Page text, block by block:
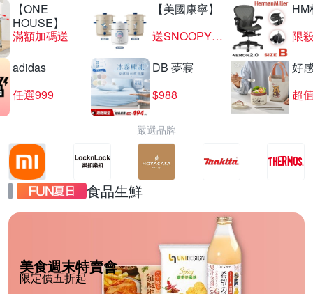
【ONE
HOUSE】
滿額加碼送
【美國康寧】
送SNOOPY匙筷組
HM
限
adidas
任選999
DB 夢寢
$988
好
超
嚴選品牌
食品生鮮
美食週末特賣會
限定價五折起